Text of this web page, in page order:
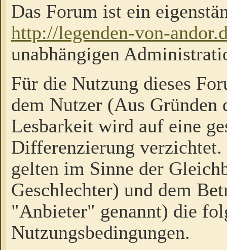
Das Forum ist ein
http://legenden-von-
unabhängigen
Für die Nutzung dieses
dem Nutzer (Aus Gründen
Lesbarkeit wird auf eine
Differenzierung
gelten im Sinne der
Geschlechter) und dem
"Anbieter" genannt) die
Nutzungsbedingungen.